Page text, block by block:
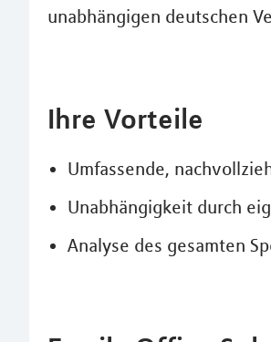
unabhängigen deutschen
Ihre Vorteile
Umfassende,
Unabhängigkeit durch
Analyse des gesamten